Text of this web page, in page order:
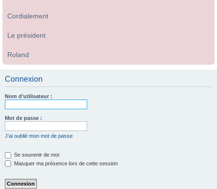
Cordialement
Le président
Roland
Connexion
Nom d’utilisateur :
Mot de passe :
J’ai oublié mon mot de passe
Se souvenir de moi
Masquer ma présence lors de cette session